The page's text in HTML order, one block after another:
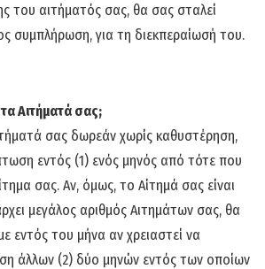
του αιτήματός σας, θα σας σταλεί
συμπλήρωση, για τη διεκπεραίωσή του.
Αιτήματά σας;
σας δωρεάν χωρίς καθυστέρηση,
εντός (1) ενός μηνός από τότε που
σας. Αν, όμως, το Αίτημά σας είναι
μεγάλος αριθμός Αιτημάτων σας, θα
εντός του μήνα αν χρειαστεί να
άλλων (2) δύο μηνών εντός των οποίων